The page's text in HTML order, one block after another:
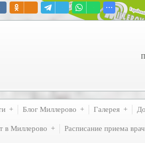
Блог Миллерово Галерея
в Миллерово Расписание приема